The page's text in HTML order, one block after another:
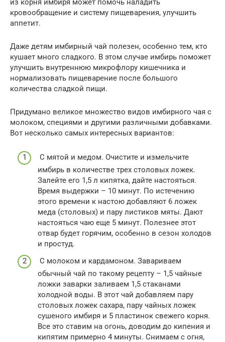
кровообращение и систему пищеварения, улучшить
аппетит.
Даже детям имбирный чай полезен, особенно тем, кто
кушает много сладкого. В этом случае имбирь поможет
улучшить внутреннюю микрофлору кишечника и
нормализовать пищеварение после большого
количества сладкой пищи.
Придумано великое множество видов имбирного чая с
молоком, специями и другими различными добавками.
Вот несколько самых интересных вариантов:
С мятой и медом. Очистите и измельчите
имбирь в количестве трех столовых ложек.
Залейте его 1,5 л кипятка, дайте настояться.
Время выдержки – 10 минут. По истечению
этого времени к настою добавляют 6 ложек
меда (столовых) и пару листиков мяты. Дают
настояться чаю еще 5 минут. Полезнее этот
отвар будет горячим, особенно в сезон холодов
и простуд.
С молоком и кардамоном. Завариваем
обычный чай по такому рецепту – 1,5 чайные
ложки заварки заливаем 1,5 стаканами
холодной воды. В этот чай добавляем пару
столовых ложек сахара, пару чайных ложек
сушеного имбиря и 5 пластинок свежего корня.
Все это ставим на огонь, доводим до кипения и
кипятим примерно 4 минуты. Снимаем с огня,